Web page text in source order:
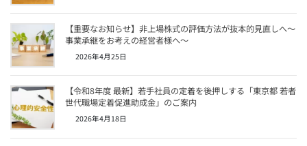
【重要なお知らせ】非上場株式の評価方法が抜本的見直しへ～
事業承継をお考えの経営者様へ～
2026年4月25日
【令和8年度 最新】若手社員の定着を後押しする「東京都 若者
世代職場定着促進助成金」のご案内
2026年4月18日